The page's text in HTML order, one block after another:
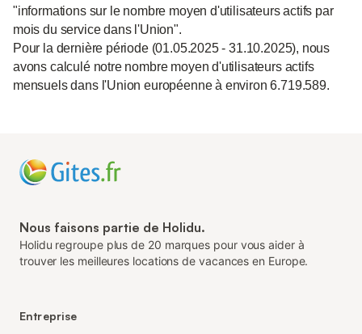
"informations sur le nombre moyen d'utilisateurs actifs par
mois du service dans l'Union".
Pour la dernière période (01.05.2025 - 31.10.2025), nous
avons calculé notre nombre moyen d'utilisateurs actifs
mensuels dans l'Union européenne à environ 6.719.589.
Nous faisons partie de Holidu.
Holidu regroupe plus de 20 marques pour vous aider à
trouver les meilleures locations de vacances en Europe.
Entreprise